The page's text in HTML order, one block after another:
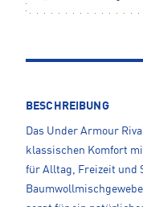
BESCHREIBUNG
Das Under Armour
klassischen Komfort
für Alltag, Freizeit und